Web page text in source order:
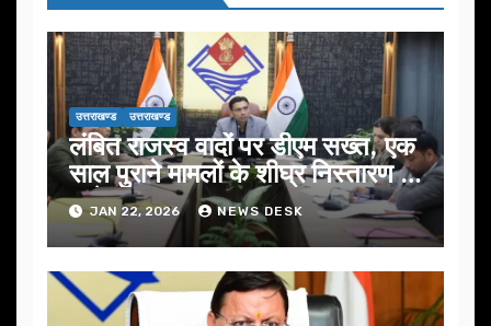
उत्तराखण्ड उत्तराखण्ड
लंबित राजस्व वादों पर डीएम सख्त, एक
साल पुराने मामलों के शीघ्र निस्तारण के
आदेश…
JAN 22, 2026 NEWS DESK